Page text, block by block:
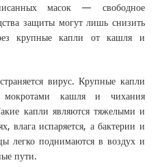
масок — свободное
защиты могут лишь снизить
крупные капли от кашля и
вирус. Крупные капли
мокротами кашля и чихания
капли являются тяжелыми и
влага испаряется, а бактерии и
легко поднимаются в воздух и
пути.